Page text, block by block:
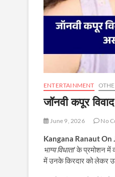
ENTERTAINMENT
जॉनवी कपूर
June 9, 2026 No
Kangana Ranaut
भाग्य विधाता’के प्रमोशन में
में उनके किरदार को लेकर उठे